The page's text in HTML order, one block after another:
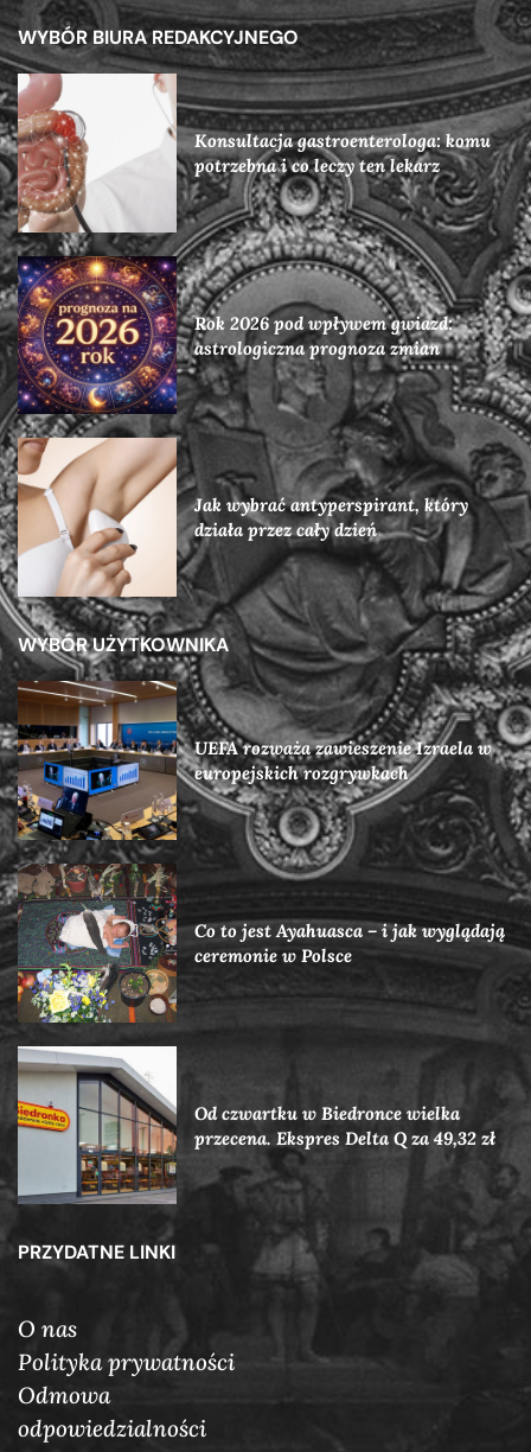
WYBÓR BIURA REDAKCYJNEGO
Konsultacja gastroenterologa: komu
potrzebna i co leczy ten lekarz
Rok 2026 pod wpływem gwiazd:
astrologiczna prognoza zmian
Jak wybrać antyperspirant, który
działa przez cały dzień
WYBÓR UŻYTKOWNIKA
UEFA rozważa zawieszenie Izraela w
europejskich rozgrywkach
Co to jest Ayahuasca – i jak wyglądają
ceremonie w Polsce
Od czwartku w Biedronce wielka
przecena. Ekspres Delta Q za 49,32 zł
PRZYDATNE LINKI
O nas
Polityka prywatności
Odmowa
odpowiedzialności